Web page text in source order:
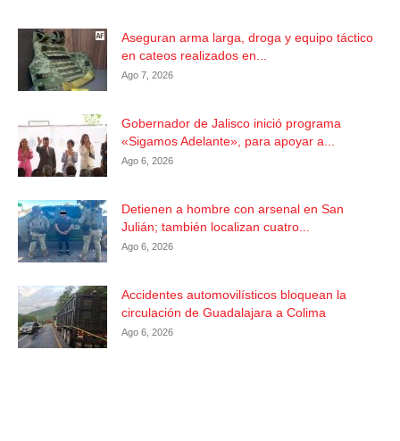
Aseguran arma larga, droga y equipo táctico
en cateos realizados en...
Ago 7, 2026
Gobernador de Jalisco inició programa
«Sigamos Adelante», para apoyar a...
Ago 6, 2026
Detienen a hombre con arsenal en San
Julián; también localizan cuatro...
Ago 6, 2026
Accidentes automovilísticos bloquean la
circulación de Guadalajara a Colima
Ago 6, 2026